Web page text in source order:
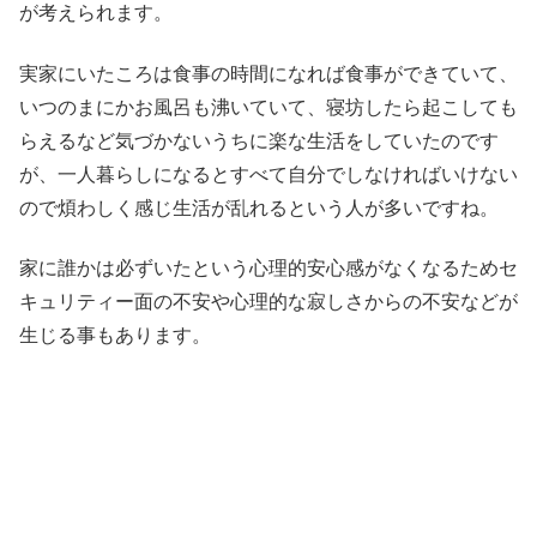
が考えられます。
実家にいたころは食事の時間になれば食事ができていて、
いつのまにかお風呂も沸いていて、寝坊したら起こしても
らえるなど気づかないうちに楽な生活をしていたのです
が、一人暮らしになるとすべて自分でしなければいけない
ので煩わしく感じ生活が乱れるという人が多いですね。
家に誰かは必ずいたという心理的安心感がなくなるためセ
キュリティー面の不安や心理的な寂しさからの不安などが
生じる事もあります。